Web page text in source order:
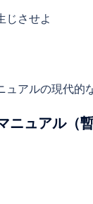
させよ
アルの現代的
ュアル（暫